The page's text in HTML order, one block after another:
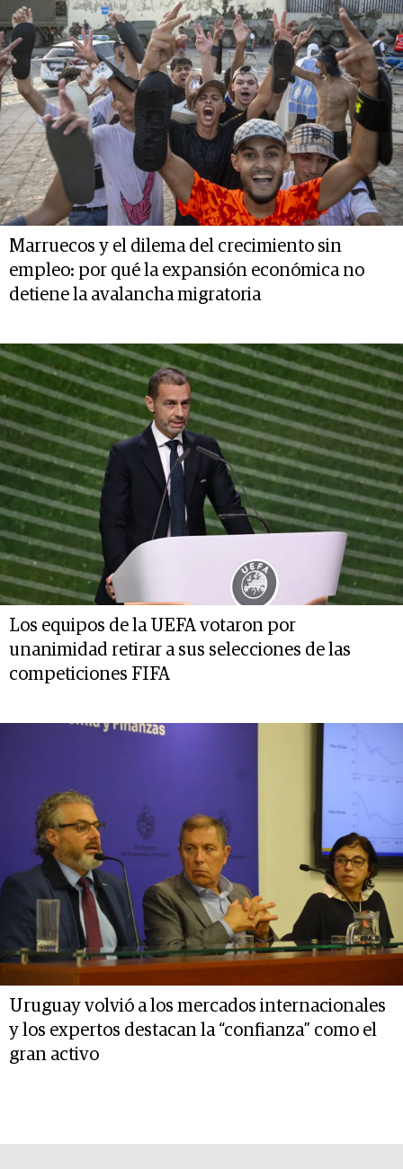
Marruecos y el dilema del crecimiento sin
empleo: por qué la expansión económica no
detiene la avalancha migratoria
Los equipos de la UEFA votaron por
unanimidad retirar a sus selecciones de las
competiciones FIFA
Uruguay volvió a los mercados internacionales
y los expertos destacan la “confianza” como el
gran activo